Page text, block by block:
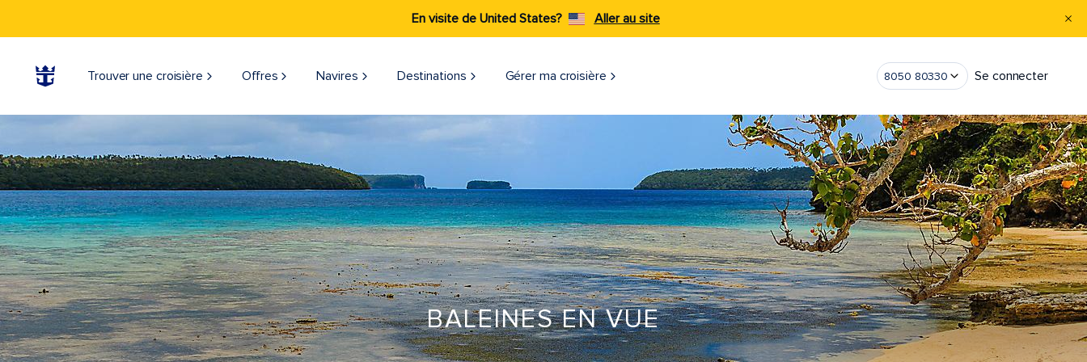
En visite de United States? Aller au site
Trouver une croisière Offres Navires Destinations Gérer ma croisière 8050 80330 Se connecter
BALEINES EN VUE